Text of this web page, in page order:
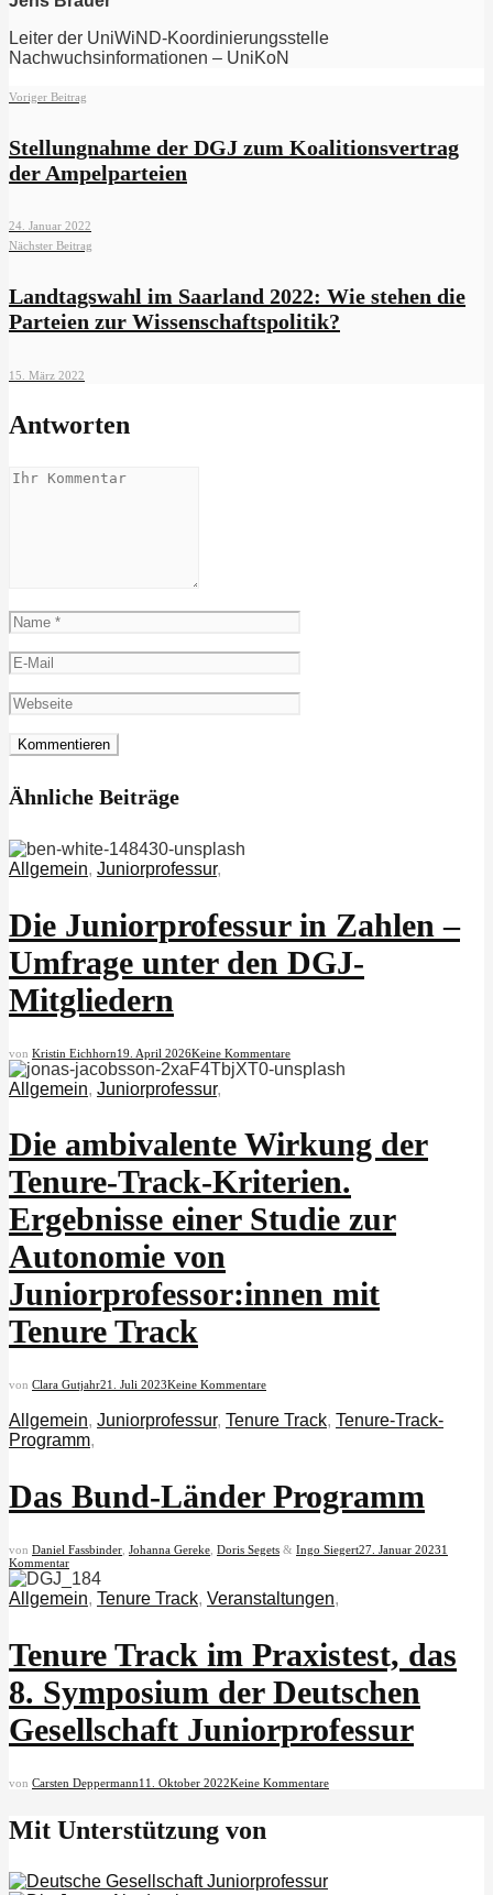
Leiter der UniWiND-Koordinierungsstelle
Nachwuchsinformationen – UniKoN
Voriger Beitrag
Stellungnahme der DGJ zum Koalitionsvertrag
der Ampelparteien
24. Januar 2022
Nächster Beitrag
Landtagswahl im Saarland 2022: Wie stehen die
Parteien zur Wissenschaftspolitik?
15. März 2022
Antworten
Ähnliche Beiträge
Allgemein, Juniorprofessur,
Die Juniorprofessur in Zahlen –
Umfrage unter den DGJ-
Mitgliedern
von Kristin Eichhorn19. April 2026Keine Kommentare
Allgemein, Juniorprofessur,
Die ambivalente Wirkung der
Tenure-Track-Kriterien.
Ergebnisse einer Studie zur
Autonomie von
Juniorprofessor:innen mit
Tenure Track
von Clara Gutjahr21. Juli 2023Keine Kommentare
Allgemein, Juniorprofessur, Tenure Track, Tenure-Track-
Programm,
Das Bund-Länder Programm
von Daniel Fassbinder Johanna Gereke Doris Segets & Ingo Siegert27. Januar 20231
Kommentar
Allgemein, Tenure Track, Veranstaltungen,
Tenure Track im Praxistest, das
8. Symposium der Deutschen
Gesellschaft Juniorprofessur
von Carsten Deppermann11. Oktober 2022Keine Kommentare
Mit Unterstützung von